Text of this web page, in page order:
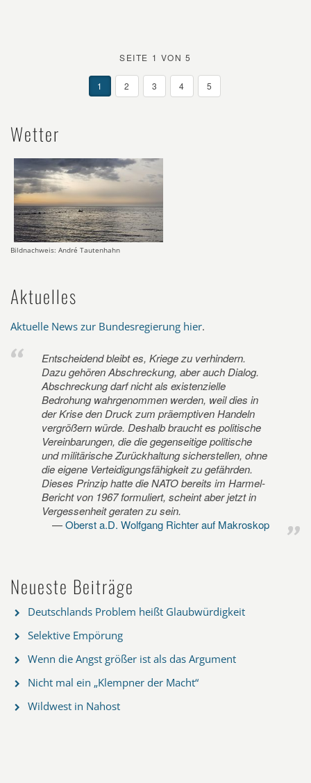
SEITE 1 VON 5
1 2 3 4 5
Wetter
Bildnachweis: André Tautenhahn
Aktuelles
Aktuelle News zur Bundesregierung hier.
Entscheidend bleibt es, Kriege zu verhindern.
Dazu gehören Abschreckung, aber auch Dialog.
Abschreckung darf nicht als existenzielle
Bedrohung wahrgenommen werden, weil dies in
der Krise den Druck zum präemptiven Handeln
vergrößern würde. Deshalb braucht es politische
Vereinbarungen, die die gegenseitige politische
und militärische Zurückhaltung sicherstellen, ohne
die eigene Verteidigungsfähigkeit zu gefährden.
Dieses Prinzip hatte die NATO bereits im Harmel-
Bericht von 1967 formuliert, scheint aber jetzt in
Vergessenheit geraten zu sein.
Oberst a.D. Wolfgang Richter auf Makroskop
Neueste Beiträge
Deutschlands Problem heißt Glaubwürdigkeit
Selektive Empörung
Wenn die Angst größer ist als das Argument
Nicht mal ein „Klempner der Macht“
Wildwest in Nahost